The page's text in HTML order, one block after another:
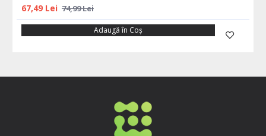
67,49 Lei 74,99 Lei
Adaugă în Coş